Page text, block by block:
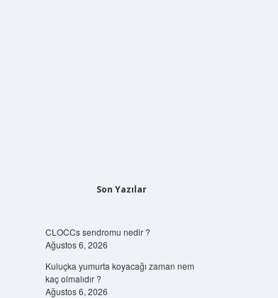
Son Yazılar
CLOCCs sendromu nedir ?
Ağustos 6, 2026
Kuluçka yumurta koyacağı zaman nem
kaç olmalıdır ?
Ağustos 6, 2026